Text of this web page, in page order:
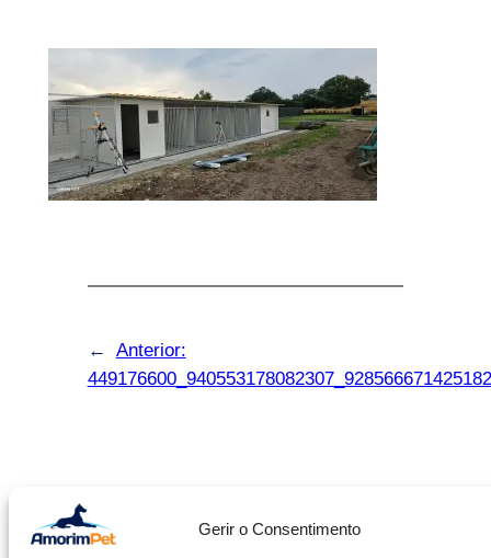
Gerir o Consentimento
←
Anterior: